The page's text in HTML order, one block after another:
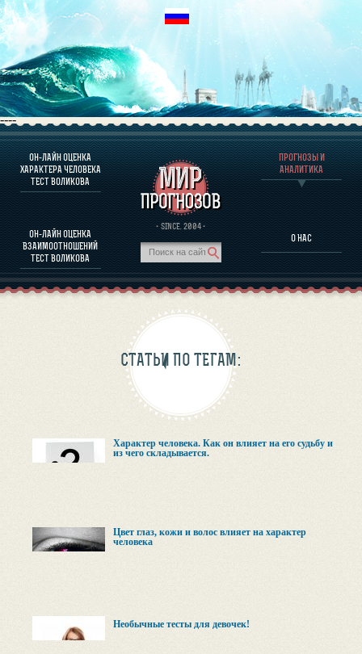
----
ОН-ЛАЙН ОЦЕНКА
ХАРАКТЕРА ЧЕЛОВЕКА
ТЕСТ ВОЛИКОВА
ОН-ЛАЙН ОЦЕНКА
ВЗАИМООТНОШЕНИЙ
ТЕСТ ВОЛИКОВА
· SINCE. 2004 ·
ПРОГНОЗЫ И
АНАЛИТИКА
О НАС
О ПРОГРАММЕ
ОЦЕНКА ХАРАКТЕРA ЧЕЛОВЕКА
ОЦЕНКА ХАРАКТЕРА ВЫДАЮЩИХСЯ ЛИЧНОСТЕЙ
О ПРОГРАММЕ
ПРОГНОЗЫ И АНАЛИТИКА
СТАТЬИ ПО ТЕГАМ:
Характер человека. Как он влияет на его судьбу и
из чего складывается.
Цвет глаз, кожи и волос влияет на характер
человека
Необычные тесты для девочек!